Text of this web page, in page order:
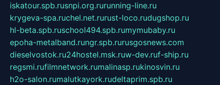
iskatour.spb.rusnpi.org.rurunning-line.ru
krygeva-spa.ruchel.net.rurust-loco.rudugshop.ru
hl-beta.spb.ruschool494.spb.rumymubaby.ru
epoha-metalband.rungr.spb.rurusgosnews.com
dieselvostok.ru24hostel.msk.ruw-dev.ruf-ship.ru
regsmi.rufilmnetwork.rumalinasp.rukinosvin.ru
h2o-salon.rumalutkayork.rudeltaprim.spb.ru